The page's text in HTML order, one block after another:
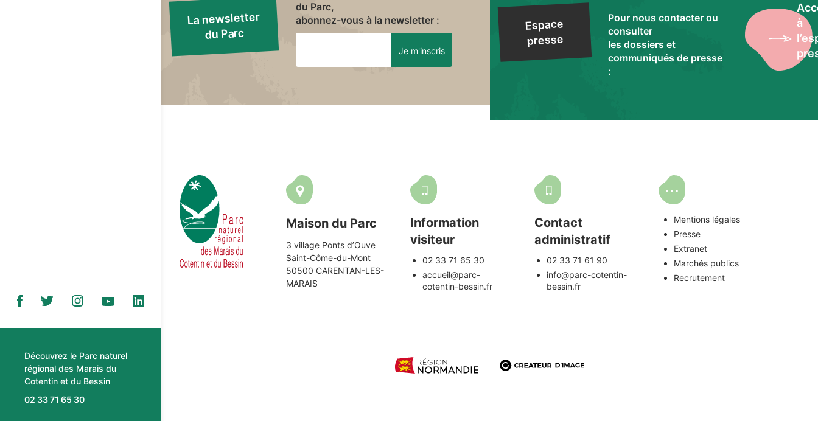
La newsletter
du Parc
du Parc,
abonnez-vous à la newsletter :
Espace
presse
Pour nous contacter ou
consulter
les dossiers et
communiqués de presse
:
à
Maison du Parc
3 village Ponts d’Ouve
Saint-Côme-du-Mont
50500 CARENTAN-LES-
MARAIS
Information
visiteur
02 33 71 65 30
accueil@parc-
cotentin-bessin.fr
Contact
administratif
02 33 71 61 90
info@parc-cotentin-
bessin.fr
Mentions légales
Presse
Extranet
Marchés publics
Recrutement
Découvrez le Parc naturel
régional des Marais du
Cotentin et du Bessin
02 33 71 65 30